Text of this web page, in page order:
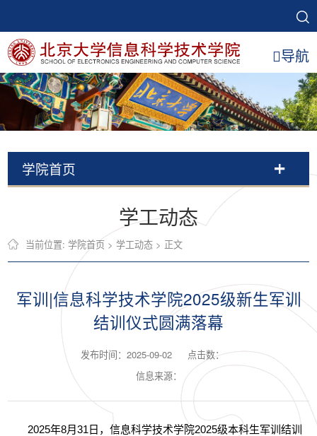
导航
学院首页
学工动态
当前位置:学院首页 >学工动态 > 正文
军训|信息科学技术学院2025级新生军训
结训仪式圆满落幕
发布时间：2025-09-02
点击数：
信息来源：
2025年8月31 日，信息科学技术学院2025级本科生军训结训